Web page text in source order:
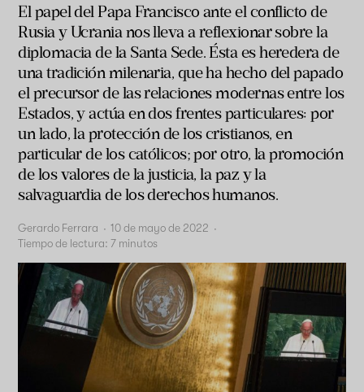
El papel del Papa Francisco ante el conflicto de
Rusia y Ucrania nos lleva a reflexionar sobre la
diplomacia de la Santa Sede. Ésta es heredera de
una tradición milenaria, que ha hecho del papado
el precursor de las relaciones modernas entre los
Estados, y actúa en dos frentes particulares: por
un lado, la protección de los cristianos, en
particular de los católicos; por otro, la promoción
de los valores de la justicia, la paz y la
salvaguardia de los derechos humanos.
Gerardo Ferrara · 10 de mayo de 2022 ·
Tiempo de lectura: 7 minutos